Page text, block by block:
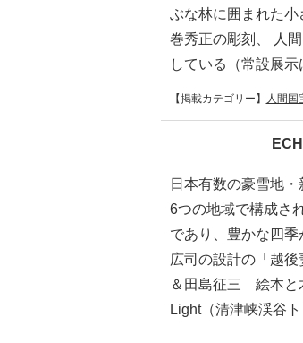
ぶな林に囲まれた
巻秀正の彫刻、 人
している（常設展示
【掲載カテゴリー】 人間国
日本有数の豪雪地
6つの地域で構成さ
であり、豊かな四
広司の設計の「越
＆田島征三 絵本と
Light（清津峡渓谷